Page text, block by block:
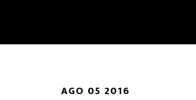
AGO 05 2016